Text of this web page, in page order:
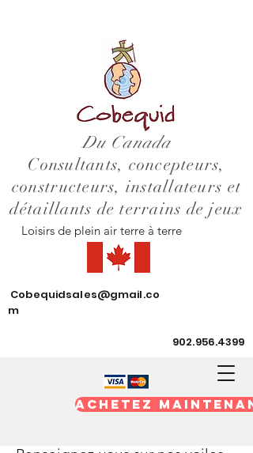
Achetez
Du Canada
Consultants, concepteurs,
constructeurs, installateurs et
détaillants de terrains de jeux
Loisirs de plein air terre à terre
902.956.4399
Cobequidsales@gmail.co
m